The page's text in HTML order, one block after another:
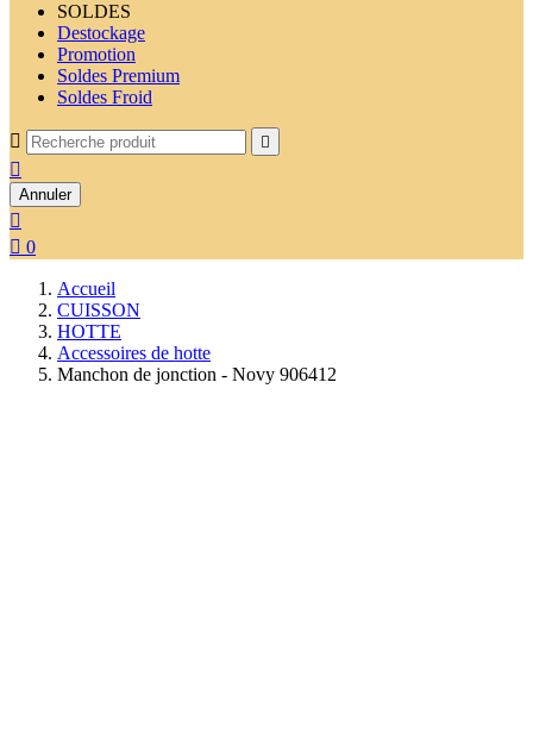
SOLDES
Destockage
Promotion
Soldes Premium
Soldes Froid
 

Annuler

 0
Accueil
CUISSON
HOTTE
Accessoires de hotte
Manchon de jonction - Novy 906412